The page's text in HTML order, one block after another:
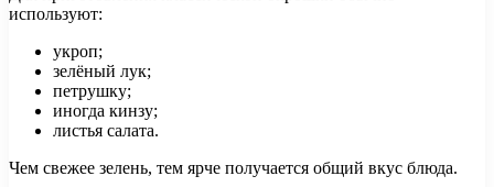
используют:
укроп;
зелёный лук;
петрушку;
иногда кинзу;
листья салата.
Чем свежее зелень, тем ярче получается общий вкус блюда.